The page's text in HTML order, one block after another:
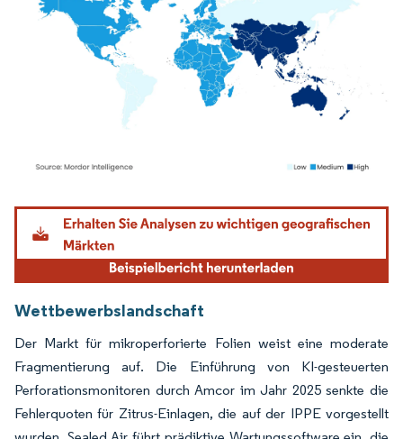
Bild © Mordor Intelligence. Wiederverwendung erfordert Namensnennung gemäß
Wettbewerbslandschaft
Der Markt für mikroperforierte Folien weist eine moderate
Fragmentierung auf. Die Einführung von KI-gesteuerten
Perforationsmonitoren durch Amcor im Jahr 2025 senkte die
Fehlerquoten für Zitrus-Einlagen, die auf der IPPE vorgestellt